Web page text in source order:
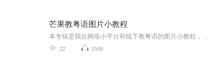
芒果教粤语图片小教程
22 1599